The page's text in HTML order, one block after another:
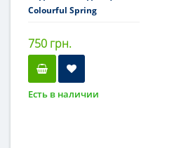
Colourful Spring
750 грн.
Есть в наличии